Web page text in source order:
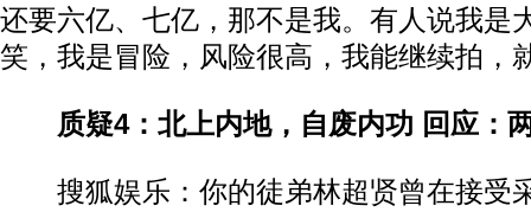
还要六亿、七亿，那不是我。有人说我是
笑，我是冒险，风险很高，我能继续拍，
质疑4：北上内地，自废内功 回应：
搜狐娱乐：你的徒弟林超贤曾在接受